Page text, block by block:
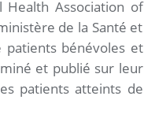
Health Association of
de la Santé et
patients bénévoles et
et publié sur leur
patients atteints de